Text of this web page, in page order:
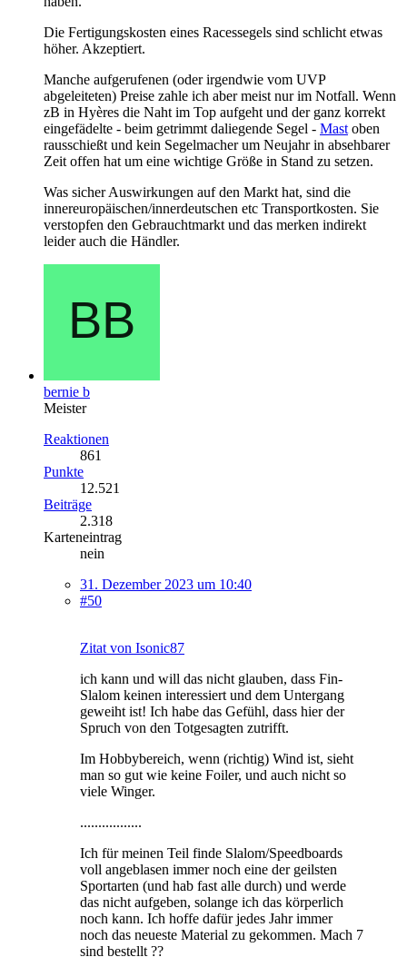
Die Fertigungskosten eines Racessegels sind schlicht etwas
höher. Akzeptiert.
Manche aufgerufenen (oder irgendwie vom UVP
abgeleiteten) Preise zahle ich aber meist nur im Notfall. Wenn
zB in Hyères die Naht im Top aufgeht und der ganz korrekt
eingefädelte - beim getrimmt daliegende Segel - Mast oben
rausschießt und kein Segelmacher um Neujahr in absehbarer
Zeit offen hat um eine wichtige Größe in Stand zu setzen.
Was sicher Auswirkungen auf den Markt hat, sind die
innereuropäischen/innerdeutschen etc Transportkosten. Sie
verstopfen den Gebrauchtmarkt und das merken indirekt
leider auch die Händler.
bernie b
Meister
Reaktionen
861
Punkte
12.521
Beiträge
2.318
Karteneintrag
nein
31. Dezember 2023 um 10:40
#50
Zitat von Isonic87
ich kann und will das nicht glauben, dass Fin-
Slalom keinen interessiert und dem Untergang
geweiht ist! Ich habe das Gefühl, dass hier der
Spruch von den Totgesagten zutrifft.
Im Hobbybereich, wenn (richtig) Wind ist, sieht
man so gut wie keine Foiler, und auch nicht so
viele Winger.
.................
Ich für meinen Teil finde Slalom/Speedboards
voll angeblasen immer noch eine der geilsten
Sportarten (und hab fast alle durch) und werde
das nicht aufgeben, solange ich das körperlich
noch kann. Ich hoffe dafür jedes Jahr immer
noch das neueste Material zu gekommen. Mach 7
sind bestellt ??